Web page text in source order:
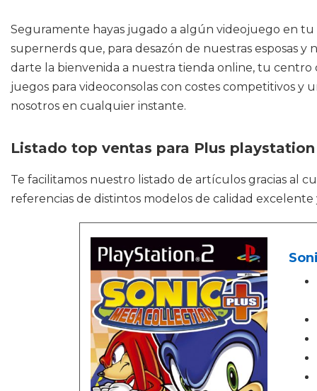
Seguramente hayas jugado a algún videojuego en tu
supernerds que, para desazón de nuestras esposas y
darte la bienvenida a nuestra tienda online, tu centro
juegos para videoconsolas con costes competitivos
nosotros en cualquier instante.
Listado top ventas para Plus playstation
Te facilitamos nuestro listado de artículos gracias al
referencias de distintos modelos de calidad